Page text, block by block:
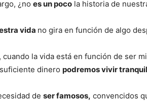
¿no es un poco la historia de
vida no gira en función de algo
cuando la vida está en función de ser
dinero podremos vivir
de ser famosos, convencidos